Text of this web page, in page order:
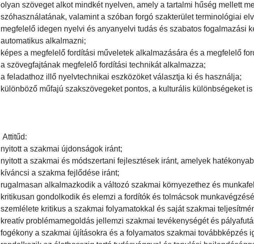
olyan szöveget alkot mindkét nyelven, amely a tartalmi hűség mellett
szóhasználatának, valamint a szóban forgó szakterület terminológiai
megfelelő idegen nyelvi és anyanyelvi tudás és szabatos fogalmazási
automatikus alkalmazni;
képes a megfelelő fordítási műveletek alkalmazására és a megfelelő
a szövegfajtának megfelelő fordítási technikát alkalmazza;
a feladathoz illő nyelvtechnikai eszközöket választja ki és használja;
különböző műfajú szakszövegeket pontos, a kulturális különbségeket
nyitott a szakmai újdonságok iránt;
nyitott a szakmai és módszertani fejlesztések iránt, amelyek
kíváncsi a szakma fejlődése iránt;
rugalmasan alkalmazkodik a változó szakmai környezethez és
kritikusan gondolkodik és elemzi a fordítók és tolmácsok
szemlélete kritikus a szakmai folyamatokkal és saját szakmai
kreatív problémamegoldás jellemzi szakmai tevékenységét és
fogékony a szakmai újításokra és a folyamatos szakmai továbbképzés